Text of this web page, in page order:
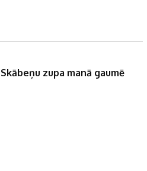
Skābeņu zupa manā gaumē